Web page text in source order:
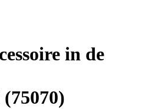
in de
(75070)